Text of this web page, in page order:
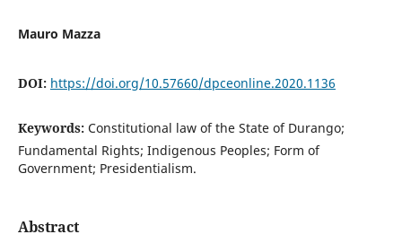
Mauro Mazza
DOI: https://doi.org/10.57660/dpceonline.2020.1136
Keywords: Constitutional law of the State of Durango;
Fundamental Rights; Indigenous Peoples; Form of
Government; Presidentialism.
Abstract